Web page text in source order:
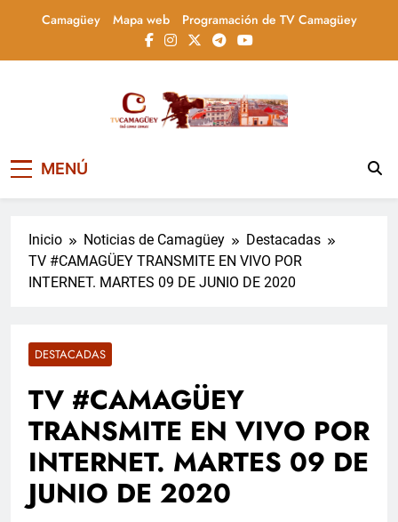
Camagüey Mapa web Programación de TV Camagüey
Televisión Camagüey,
Cuba
informa, educa y entretiene con contenidos
la actualidad nacional
MENÚ
Inicio Noticias de Camagüey
Destacadas
TV #CAMAGÜEY TRANSMITE EN VIVO POR
INTERNET. MARTES 09 DE JUNIO DE 2020
DESTACADAS
TV #CAMAGÜEY
TRANSMITE EN VIVO POR
INTERNET. MARTES 09 DE
JUNIO DE 2020